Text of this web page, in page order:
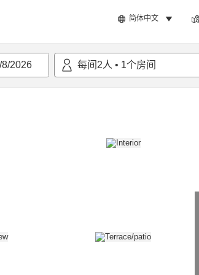
简体中文
8/2026 每间 2人 • 1个房间